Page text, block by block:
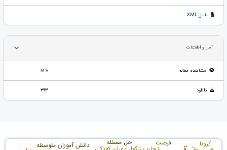
فایل XML
آمار و اطلاعات
مشاهده مقاله 848
دانلود 393
دانش آموزان متوسطه
فرصت
حل مسئله کرونا